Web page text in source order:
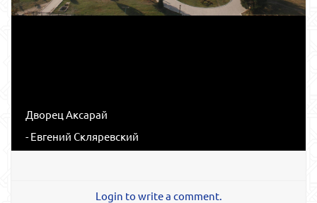
Дворец Аксарай
- Евгений Скляревский
Login to write a comment.